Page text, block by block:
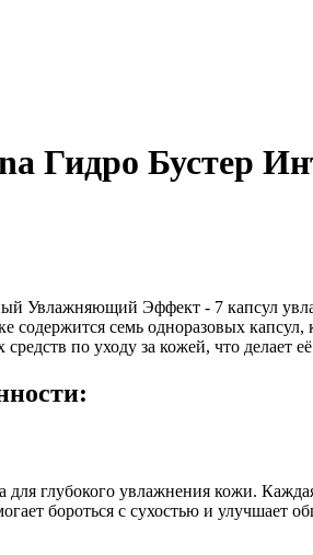
Гидро Бустер
Увлажняющий Эффект - 7 капсул
семь одноразовых
по уходу за кожей, что
глубокого увлажнения кожи.
бороться с сухостью и улучшает